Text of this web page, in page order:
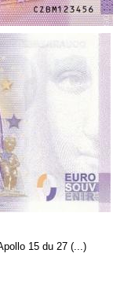
15 du 27 (...)